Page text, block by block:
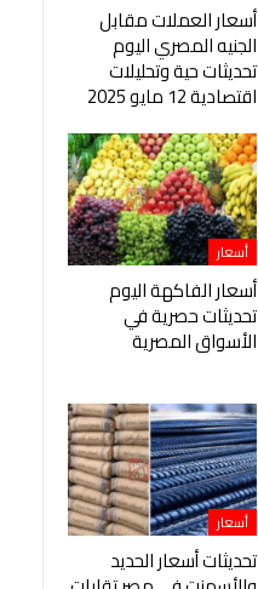
أسعار العملات مقابل
الجنيه المصري اليوم
تحديثات حية وتحليلات
اقتصادية 12 مايو 2025
أسعار
أسعار الفاكهة اليوم
تحديثات حصرية في
الأسواق المصرية
أسعار
تحديثات أسعار الحديد